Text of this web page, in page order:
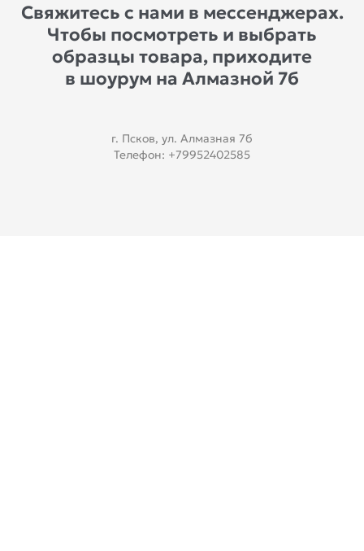
Свяжитесь с нами в мессенджерах.
Чтобы посмотреть и выбрать
образцы товара, приходите
в шоурум на Алмазной 7б
г. Псков, ул. Алмазная 7б
Телефон: +79952402585